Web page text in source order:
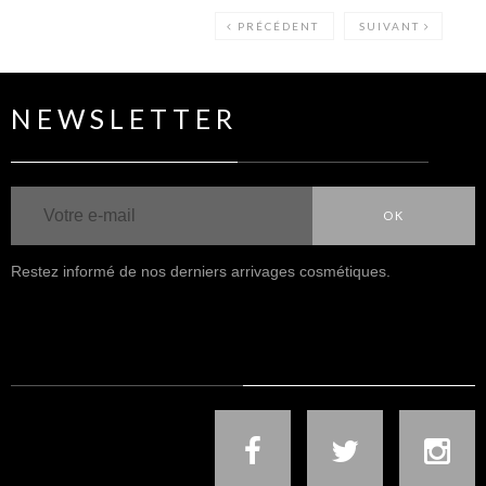
PRÉCÉDENT SUIVANT
NEWSLETTER
OK
Restez informé de nos derniers arrivages cosmétiques.